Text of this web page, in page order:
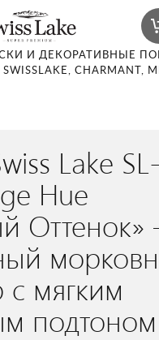
И ДЕКОРАТИВНЫЕ
CHARMANT,
Lake SL-
Hue
с мягким
подтоном